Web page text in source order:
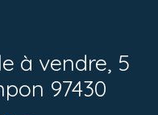
à vendre, 5
97430